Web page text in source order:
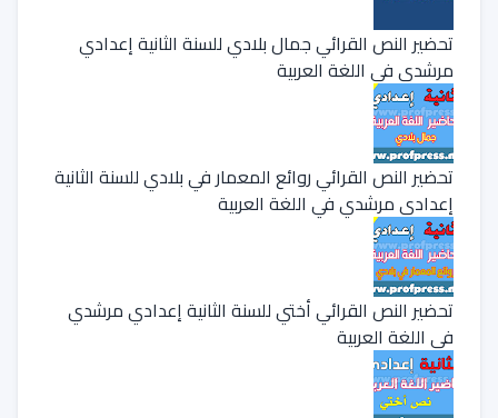
تحضير النص القرائي جمال بلادي للسنة الثانية إعدادي
مرشدي في اللغة العربية
تحضير النص القرائي روائع المعمار في بلادي للسنة الثانية
إعدادي مرشدي في اللغة العربية
تحضير النص القرائي أختي للسنة الثانية إعدادي مرشدي
في اللغة العربية